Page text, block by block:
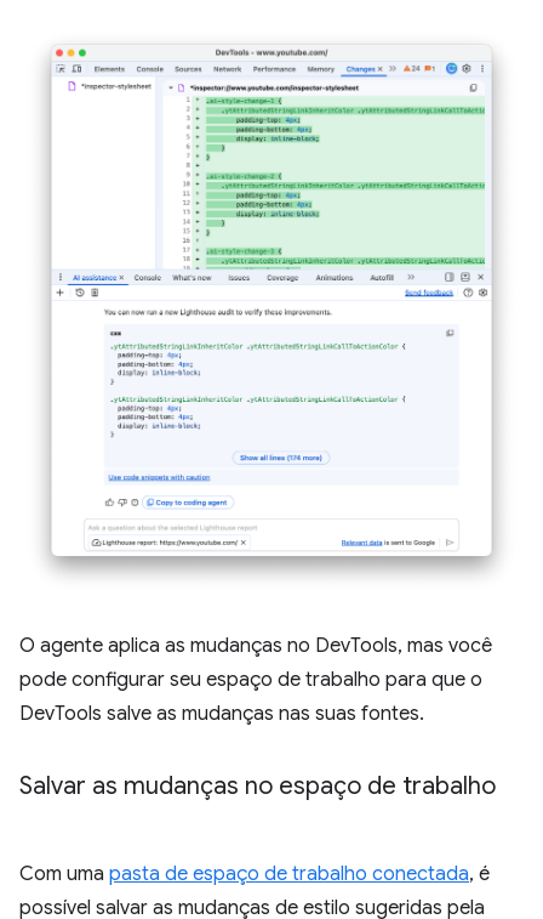
O agente aplica as mudanças no DevTools, mas você
pode configurar seu espaço de trabalho para que o
DevTools salve as mudanças nas suas fontes.
Salvar as mudanças no espaço de trabalho
Com uma pasta de espaço de trabalho conectada, é
possível salvar as mudanças de estilo sugeridas pela